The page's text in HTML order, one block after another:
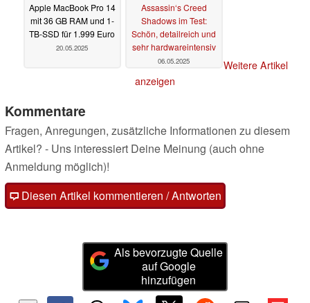
Apple MacBook Pro 14
mit 36 GB RAM und 1-
TB-SSD für 1.999 Euro
20.05.2025
Assassin‘s Creed
Shadows im Test:
Schön, detailreich und
sehr hardwareintensiv
06.05.2025
Weitere Artikel
anzeigen
Kommentare
Fragen, Anregungen, zusätzliche Informationen zu diesem
Artikel? - Uns interessiert Deine Meinung (auch ohne
Anmeldung möglich)!
Diesen Artikel kommentieren / Antworten
Als bevorzugte Quelle
auf Google
hinzufügen